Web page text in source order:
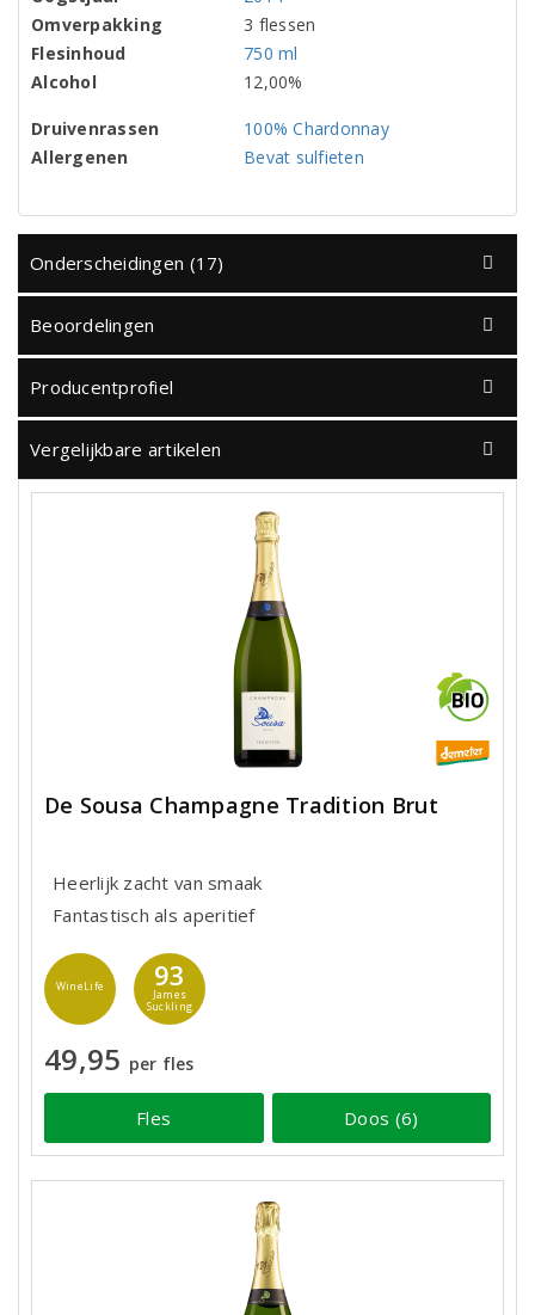
Omverpakking
3 flessen
Flesinhoud
750 ml
Alcohol
12,00%
Druivenrassen
100% Chardonnay
Allergenen
Bevat sulfieten
Onderscheidingen (17)
Beoordelingen
Producentprofiel
Vergelijkbare artikelen
De Sousa Champagne Tradition Brut
Heerlijk zacht van smaak
Fantastisch als aperitief
WineLife 93
James
Suckling
49,95 per fles
Fles Doos (6)